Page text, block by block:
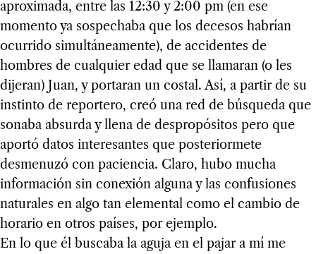
aproximada, entre las 12:30 y 2:00 pm (en ese
momento ya sospechaba que los decesos habrían
ocurrido simultáneamente), de accidentes de
hombres de cualquier edad que se llamaran (o les
dijeran) Juan, y portaran un costal. Así, a partir de su
instinto de reportero, creó una red de búsqueda que
sonaba absurda y llena de despropósitos pero que
aportó datos interesantes que posteriormete
desmenuzó con paciencia. Claro, hubo mucha
información sin conexión alguna y las confusiones
naturales en algo tan elemental como el cambio de
horario en otros países, por ejemplo.
En lo que él buscaba la aguja en el pajar a mí me